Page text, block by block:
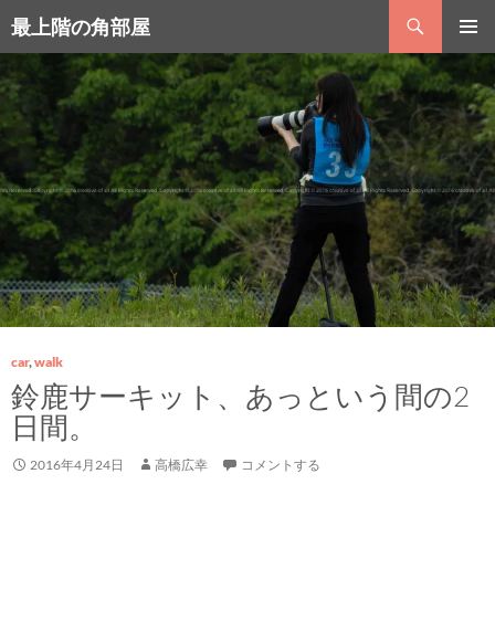
ン
テ
ン
ツ
ッ
プ
最上階の角部屋
索
ニュー
car,walk
鈴鹿サーキット、あっという間の2
日間。
2016年4月24日 高橋広幸 コメントする